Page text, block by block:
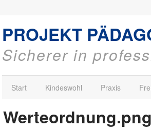
PROJEKT
Sicherer in
Start Kindeswohl Praxis
Werteordnung.png